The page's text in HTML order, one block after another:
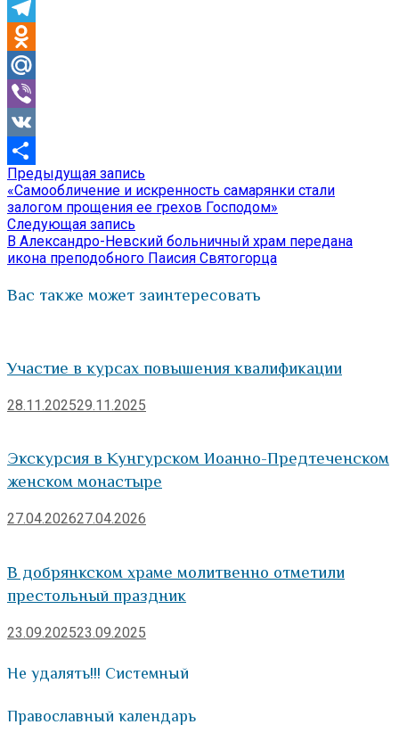
Skype
Telegram
Odnoklassniki
Mail.Ru
Viber
VK
Отправить
Навигация
по
записям
Предыдущая запись
запись:
«Самообличение и искренность самарянки стали
залогом прощения ее грехов Господом»
Следующая запись
запись:
В Александро-Невский больничный храм передана
икона преподобного Паисия Святогорца
Вас также может заинтересовать
Участие в курсах повышения квалификации
28.11.202529.11.2025
Экскурсия в Кунгурском Иоанно-Предтеченском
женском монастыре
27.04.202627.04.2026
В добрянкском храме молитвенно отметили
престольный праздник
23.09.202523.09.2025
Не удалять!!! Системный
Православный календарь